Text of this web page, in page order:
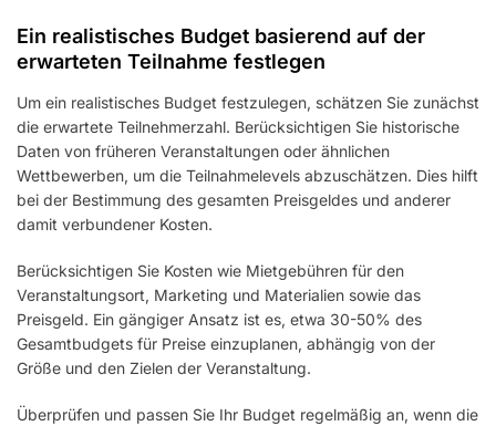
Ein realistisches Budget basierend auf der
erwarteten Teilnahme festlegen
Um ein realistisches Budget festzulegen, schätzen Sie zunächst
die erwartete Teilnehmerzahl. Berücksichtigen Sie historische
Daten von früheren Veranstaltungen oder ähnlichen
Wettbewerben, um die Teilnahmelevels abzuschätzen. Dies hilft
bei der Bestimmung des gesamten Preisgeldes und anderer
damit verbundener Kosten.
Berücksichtigen Sie Kosten wie Mietgebühren für den
Veranstaltungsort, Marketing und Materialien sowie das
Preisgeld. Ein gängiger Ansatz ist es, etwa 30-50% des
Gesamtbudgets für Preise einzuplanen, abhängig von der
Größe und den Zielen der Veranstaltung.
Überprüfen und passen Sie Ihr Budget regelmäßig an, wenn die